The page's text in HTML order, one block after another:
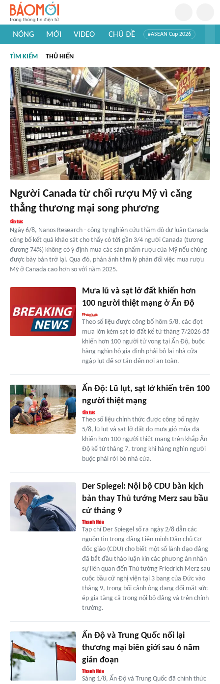
NÓNG MỚI VIDEO CHỦ ĐỀ #ASEAN Cup 2026
#Khám phá thế giới
TÌM KIẾM THỦ HIẾN
Người Canada từ chối rượu Mỹ vì căng
thẳng thương mại song phương
Ngày 6/8, Nanos Research - công ty nghiên cứu thăm dò dư luận Canada
công bố kết quả khảo sát cho thấy có tới gần 3/4 người Canada (tương
đương 74%) không có ý định mua các sản phẩm rượu của Mỹ nếu chúng
được bày bán trở lại. Qua đó, phản ánh tâm lý phản đối việc mua rượu
Mỹ ở Canada cao hơn so với năm 2025.
Mưa lũ và sạt lở đất khiến hơn
100 người thiệt mạng ở Ấn Độ
Theo số liệu được công bố hôm 5/8, các đợt
mưa lớn kèm sạt lở đất kể từ tháng 7/2026 đã
khiến hơn 100 người tử vong tại Ấn Độ, buộc
hàng nghìn hộ gia đình phải bỏ lại nhà cửa
ngập lụt để sơ tán đến nơi an toàn.
Ấn Độ: Lũ lụt, sạt lở khiến trên 100
người thiệt mạng
Theo số liệu chính thức được công bố ngày
5/8, lũ lụt và sạt lở đất do mưa gió mùa đã
khiến hơn 100 người thiệt mạng trên khắp Ấn
Độ kể từ tháng 7, trong khi hàng nghìn người
buộc phải rời bỏ nhà cửa.
Der Spiegel: Nội bộ CDU bàn kịch
bản thay Thủ tướng Merz sau bầu
cử tháng 9
Tạp chí Der Spiegel số ra ngày 2/8 dẫn các
nguồn tin trong đảng Liên minh Dân chủ Cơ
đốc giáo (CDU) cho biết một số lãnh đạo đảng
đã bắt đầu thảo luận kín các phương án nhân
sự liên quan đến Thủ tướng Friedrich Merz sau
cuộc bầu cử nghị viện tại 3 bang của Đức vào
tháng 9, trong bối cảnh ông đang đối mặt sức
ép gia tăng cả trong nội bộ đảng và trên chính
trường.
Ấn Độ và Trung Quốc nối lại
thương mại biên giới sau 6 năm
gián đoạn
Sáng 1/8, Ấn Độ và Trung Quốc đã chính thức